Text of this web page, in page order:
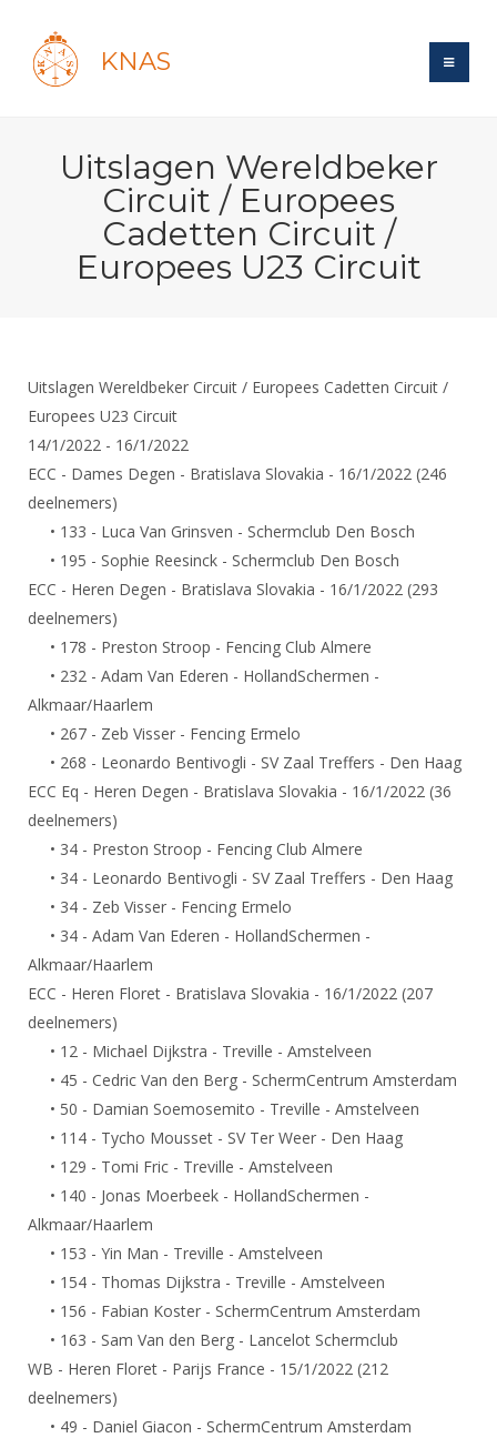
KNAS
Recent posts
Maandelijks archief
Evenement
Website
Handleiding
Historie
Bond
Beleid
Reglementen
Ledencijfers
Sponsors en Partners
Organisatie
Bestuur
Commissies
Ereleden
Leden van Verdiensten
Vacatures
Contact
Medewerkers
Samenwerking
Formulieren
Alle Verenigingen
Verenigingsondersteuning
Witte Vlekkenplan
Oprichting Vereniging
Overschrijven leden
Schermen
Breedtesport
Veteranen
Lichtzwaardschermen
Ranglijsten
Inschrijven
Reglementen
Materiaal
Rolstoelschermen
Wedstrijdkalender
KNAS Keurmerk
NK's
JPT
Veteranenwedstrijden
Wedstrijdorganisatie
Nieuws
Aanvragen van scheidsrechters
Scheidsrechterslijst
Import inschrijvingen uit Nahouw
Verwerk wedstrijduitslagen
NK organiseren
Promotie en logo
Geschiedenis van het schermen
Topsport
DBT
SBT
Talentontwikkeling
Atletencommissie
Internationale Titeltoernooien
Internationale aanmeldingen
Spreekbeurtpakket
Ouders en vereniging
Jeugdkampen
Brassardsysteem
Voor coaches en leraren
Nationale opleidingen
Internationale opleidingen
Opleidingen
Leraar
Voor scheidsrechters
Scheidsrechterslijst
Scheidsrechter Documentatie
Opleidingen
Tuchtzaken
Bibliotheek
ALV
Touché
Forums
Schermforum
Nieuws
Zoek Vereniging
Contact
NK organiseren
Uitslagen Wereldbeker
Circuit / Europees
Cadetten Circuit /
Europees U23 Circuit
Uitslagen Wereldbeker Circuit / Europees Cadetten Circuit /
Europees U23 Circuit
14/1/2022 - 16/1/2022
ECC - Dames Degen - Bratislava Slovakia - 16/1/2022 (246
deelnemers)
• 133 - Luca Van Grinsven - Schermclub Den Bosch
• 195 - Sophie Reesinck - Schermclub Den Bosch
ECC - Heren Degen - Bratislava Slovakia - 16/1/2022 (293
deelnemers)
• 178 - Preston Stroop - Fencing Club Almere
• 232 - Adam Van Ederen - HollandSchermen -
Alkmaar/Haarlem
• 267 - Zeb Visser - Fencing Ermelo
• 268 - Leonardo Bentivogli - SV Zaal Treffers - Den Haag
ECC Eq - Heren Degen - Bratislava Slovakia - 16/1/2022 (36
deelnemers)
• 34 - Preston Stroop - Fencing Club Almere
• 34 - Leonardo Bentivogli - SV Zaal Treffers - Den Haag
• 34 - Zeb Visser - Fencing Ermelo
• 34 - Adam Van Ederen - HollandSchermen -
Alkmaar/Haarlem
ECC - Heren Floret - Bratislava Slovakia - 16/1/2022 (207
deelnemers)
• 12 - Michael Dijkstra - Treville - Amstelveen
• 45 - Cedric Van den Berg - SchermCentrum Amsterdam
• 50 - Damian Soemosemito - Treville - Amstelveen
• 114 - Tycho Mousset - SV Ter Weer - Den Haag
• 129 - Tomi Fric - Treville - Amstelveen
• 140 - Jonas Moerbeek - HollandSchermen -
Alkmaar/Haarlem
• 153 - Yin Man - Treville - Amstelveen
• 154 - Thomas Dijkstra - Treville - Amstelveen
• 156 - Fabian Koster - SchermCentrum Amsterdam
• 163 - Sam Van den Berg - Lancelot Schermclub
WB - Heren Floret - Parijs France - 15/1/2022 (212
deelnemers)
• 49 - Daniel Giacon - SchermCentrum Amsterdam